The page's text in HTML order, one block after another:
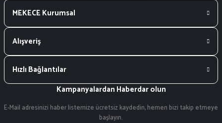
MEKECE Kurumsal
Alışveriş
Hızlı Bağlantılar
Kampanyalardan Haberdar olun
E-Mail adresinizi haber listemize ücretsiz kaydedin, hemen bizi takip etmeye
başlayın.